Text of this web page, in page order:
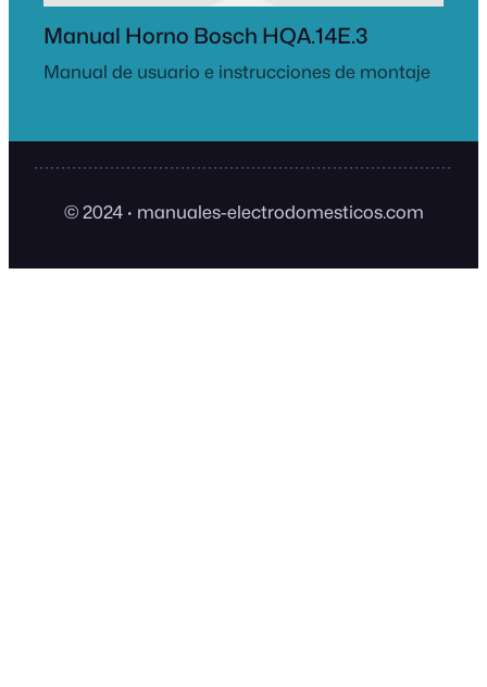
Manual Horno Bosch HQA.14E.3
Manual de usuario e instrucciones de montaje
© 2024 · manuales-electrodomesticos.com